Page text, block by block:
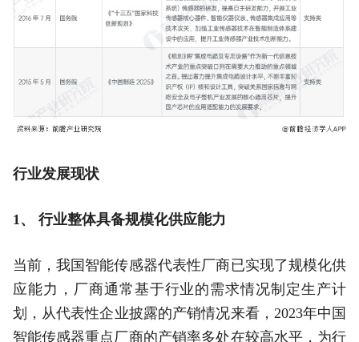
行业发展现状
1、 行业整体具备规模化供应能力
当前，我国智能传感器代表性厂商已实现了规模化供
应能力，厂商通常基于行业的需求情况制定生产计
划，从代表性企业披露的产销情况来看，2023年中国
智能传感器重点厂商的产销率多处在较高水平，为行